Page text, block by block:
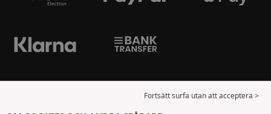
Fortsätt surfa utan att acceptera >